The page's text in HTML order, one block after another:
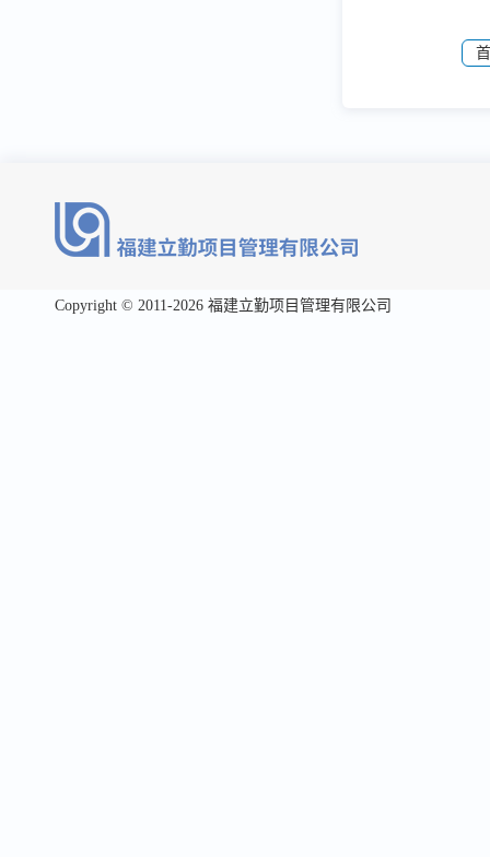
Copyright © 2011-2026 福建立勤项目管理有限公司